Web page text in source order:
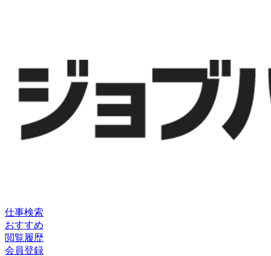
仕事検索
おすすめ
閲覧履歴
会員登録